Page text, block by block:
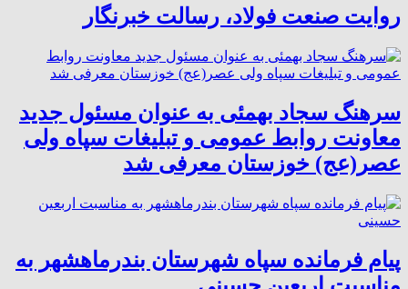
روایت صنعت فولاد،‌ رسالت خبرنگار
سرهنگ سجاد بهمئی به عنوان مسئول جدید
معاونت روابط عمومی و تبلیغات سپاه ولی
عصر(عج) خوزستان معرفی شد
پیام فرمانده سپاه شهرستان بندرماهشهر به